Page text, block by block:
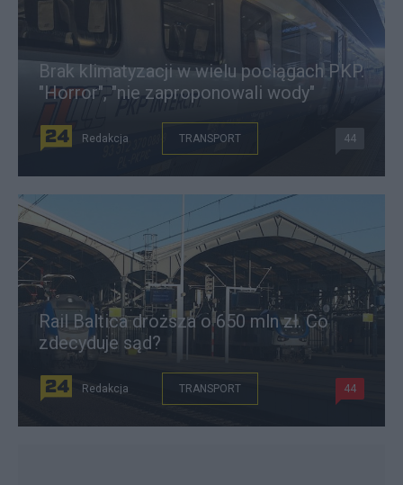
Brak klimatyzacji w wielu pociągach PKP.
"Horror", "nie zaproponowali wody"
Redakcja TRANSPORT 44
Rail Baltica droższa o 650 mln zł. Co
zdecyduje sąd?
Redakcja TRANSPORT 44